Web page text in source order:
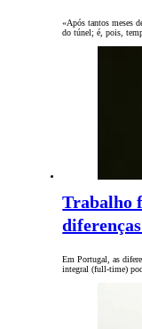
«Após tantos meses
do túnel; é, pois,
Trabalho
Em Portugal, as
integral (full-time)